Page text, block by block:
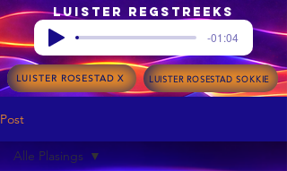
Luister regstreeks
-01:04
LUISTER ROSESTAD X LUISTER ROSESTAD SOKKIE
Post
Alle Plasings